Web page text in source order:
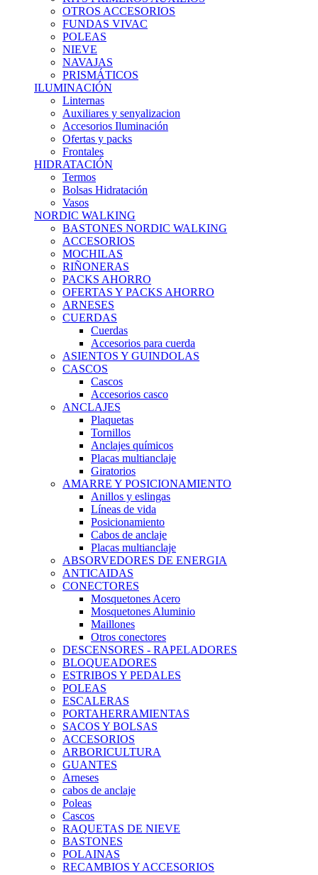
OTROS ACCESORIOS
FUNDAS VIVAC
POLEAS
NIEVE
NAVAJAS
PRISMÁTICOS
ILUMINACIÓN
Linternas
Auxiliares y senyalizacion
Accesorios Iluminación
Ofertas y packs
Frontales
HIDRATACIÓN
Termos
Bolsas Hidratación
Vasos
NORDIC WALKING
BASTONES NORDIC WALKING
ACCESORIOS
MOCHILAS
RIÑONERAS
PACKS AHORRO
OFERTAS Y PACKS AHORRO
ARNESES
CUERDAS
Cuerdas
Accesorios para cuerda
ASIENTOS Y GUINDOLAS
CASCOS
Cascos
Accesorios casco
ANCLAJES
Plaquetas
Tornillos
Anclajes químicos
Placas multianclaje
Giratorios
AMARRE Y POSICIONAMIENTO
Anillos y eslingas
Líneas de vida
Posicionamiento
Cabos de anclaje
Placas multianclaje
ABSORVEDORES DE ENERGIA
ANTICAIDAS
CONECTORES
Mosquetones Acero
Mosquetones Aluminio
Maillones
Otros conectores
DESCENSORES - RAPELADORES
BLOQUEADORES
ESTRIBOS Y PEDALES
POLEAS
ESCALERAS
PORTAHERRAMIENTAS
SACOS Y BOLSAS
ACCESORIOS
ARBORICULTURA
GUANTES
Arneses
cabos de anclaje
Poleas
Cascos
RAQUETAS DE NIEVE
BASTONES
POLAINAS
RECAMBIOS Y ACCESORIOS